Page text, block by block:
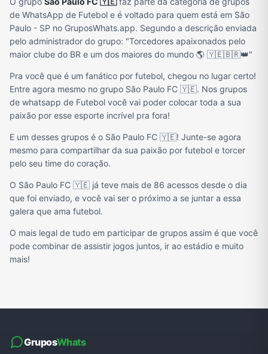
de WhatsApp de Futebol e é voltado para quem está em São
Paulo - SP no GruposWhats.app. Segundo a descrição enviada
pelo administrador do grupo: "Torcedores apaixonados pelo
maior clube do BR e um dos maiores do mundo 🌎 🇾🇪🇧🇷👑"
Pra você que é um fanático por futebol, chegou no lugar certo!
Entre agora mesmo no grupo São Paulo FC 🇾🇪. Nos grupos
de whatsapp de Futebol você vai poder colocar toda a sua
paixão por esse esporte incrível pra fora!
E um desses grupos é o São Paulo FC 🇾🇪! Junte-se agora
mesmo para compartilhar da sua paixão por futebol e torcer
pelo seu time do coração.
O São Paulo FC 🇾🇪 já teve mais de 86 acessos desde o dia
que foi enviado, e você vai ser o próximo a se juntar a essa
galera que ama futebol.
O mais legal de tudo em participar de grupos assim é que você
pode combinar de assistir jogos juntos, ir ao estádio e muito
mais!
GruposWhats